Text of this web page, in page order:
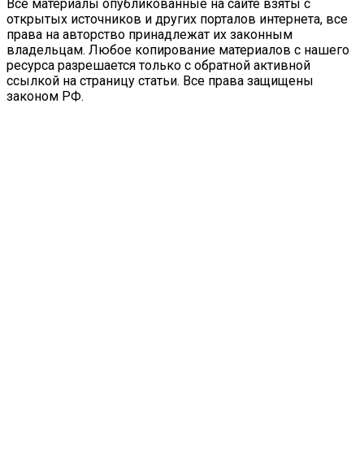
Все материалы опубликованные на сайте взяты с
открытых источников и других порталов интернета, все
права на авторство принадлежат их законным
владельцам. Любое копирование материалов с нашего
ресурса разрешается только с обратной активной
ссылкой на страницу статьи. Все права защищены
законом РФ.